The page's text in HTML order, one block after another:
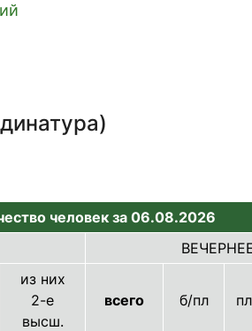
человек за 06.08.2026
из них
2-е
высш.
всего б/пл пл